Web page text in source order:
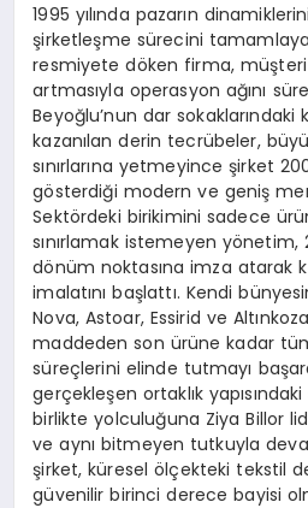
1995 yılında pazarın
şirketleşme sürecini
resmiyete döken firma,
artmasıyla operasyon ağını
Beyoğlu’nun dar sokaklarındaki
kazanılan derin tecrübeler,
sınırlarına yetmeyince şirket
gösterdiği modern ve geniş
Sektördeki birikimini sadece
sınırlamak istemeyen yönetim,
dönüm noktasına imza atarak
imalatını başlattı. Kendi
Nova, Astoar, Essirid ve
maddeden son ürüne kadar
süreçlerini elinde tutmayı
gerçekleşen ortaklık
birlikte yolculuğuna Ziya Billor
ve aynı bitmeyen tutkuyla
şirket, küresel ölçekteki tekstil
güvenilir birinci derece bayisi